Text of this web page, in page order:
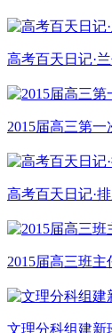
高考百天日记·
2015届高三第
高考百天日记·
2015届高三班
文理分科组建新